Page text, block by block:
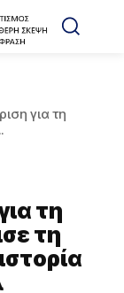
για τη
τη
τη